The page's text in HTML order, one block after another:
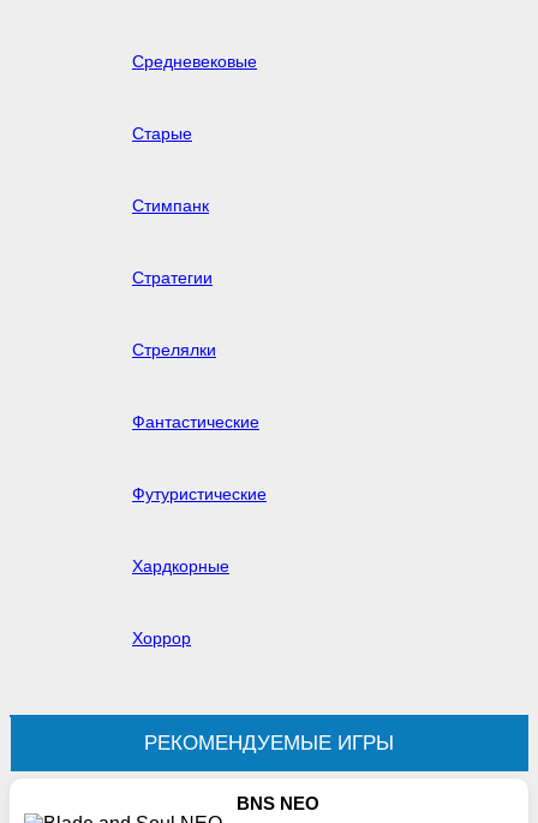
Средневековые
Старые
Стимпанк
Стратегии
Стрелялки
Фантастические
Футуристические
Хардкорные
Хоррор
РЕКОМЕНДУЕМЫЕ ИГРЫ
BNS NEO